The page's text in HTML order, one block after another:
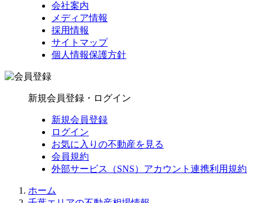
会社案内
メディア情報
採用情報
サイトマップ
個人情報保護方針
新規会員登録・ログイン
新規会員登録
ログイン
お気に入りの不動産を見る
会員規約
外部サービス（SNS）アカウント連携利用規約
ホーム